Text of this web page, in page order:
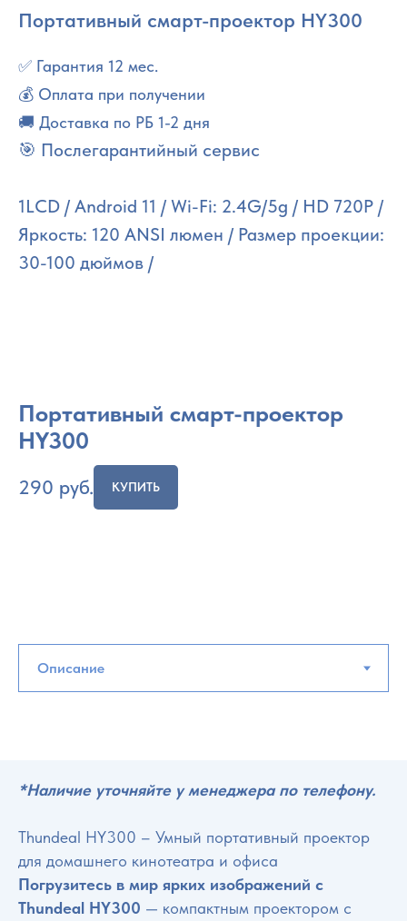
Портативный смарт-проектор HY300
✅ Гарантия 12 мес.
💰 Оплата при получении
🚚 Доставка по РБ 1-2 дня
🎯 Послегарантийный сервис
1LCD / Android 11 / Wi-Fi: 2.4G/5g / HD 720P /
Яркость: 120 ANSI люмен / Размер проекции:
30-100 дюймов /
Портативный смарт-проектор
HY300
290 руб. КУПИТЬ
*Наличие уточняйте у менеджера по телефону.
Thundeal HY300 – Умный портативный проектор
для домашнего кинотеатра и офиса
Погрузитесь в мир ярких изображений с
Thundeal HY300 — компактным проектором с